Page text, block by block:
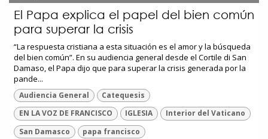
El Papa explica el papel del bien común
para superar la crisis
“La respuesta cristiana a esta situación es el amor y la búsqueda
del bien común”. En su audiencia general desde el Cortile di San
Damaso, el Papa dijo que para superar la crisis generada por la
pande...
Audiencia General
Catequesis
EN LA VOZ DE FRANCISCO
IGLESIA
Interior del Vaticano
San Damasco
papa francisco